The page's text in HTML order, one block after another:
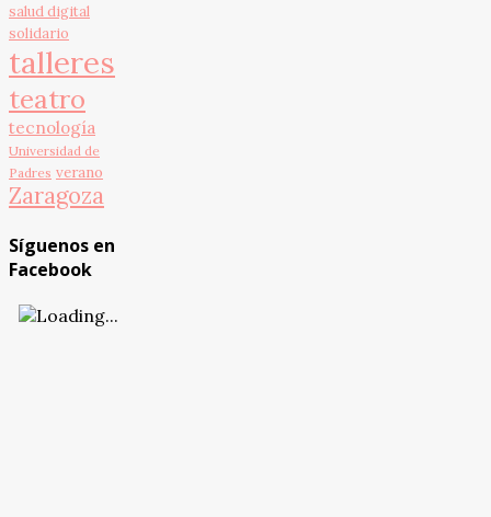
salud digital
solidario
talleres
teatro
tecnología
Universidad de
Padres verano
Zaragoza
Síguenos en
Facebook